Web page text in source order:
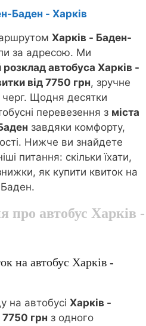
Баден - Харків
Харків - Баден-
за адресою. Ми
розклад автобуса Харків -
від 7750 грн, зручне
Щодня десятки
перевезення з міста
завдяки комфорту,
Нижче ви знайдете
питання: скільки їхати,
як купити квиток на
про автобус Харків -
на автобус Харків -
на автобусі Харків -
7750 грн з одного